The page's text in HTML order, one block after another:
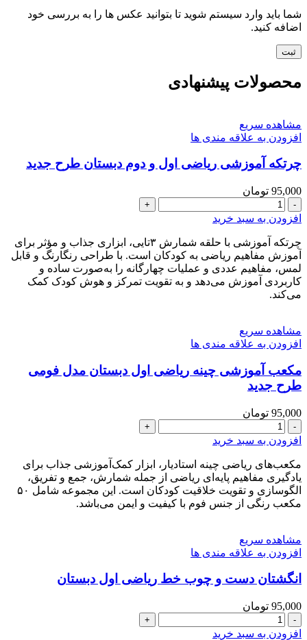
شما باید وارد سیستم شوید تا بتوانید عکس ها را به بررسی خود
اضافه کنید.
محصولات پیشنهادی
مشاهده سریع
افزودن به علاقه مندی ها
چرتکه آموزشی ریاضی اول و دوم دبستان طرح جدید
95,000 تومان
چرتکه
آموزشی
اول
و
دوم
دبستان
طرح
افزودن به سبد خرید
چرتکه آموزشی با حلقه شمارش ۳تایی، ابزاری جذاب و مؤثر برای
آموزش مفاهیم ریاضی به کودکان است. با طراحی رنگارنگ و قابل
لمس، مفاهیم عددی و عملیات چهارگانه را به‌صورت ساده و
کاربردی آموزش می‌دهد و به تقویت تمرکز و هوش کودک کمک
می‌کند.
مشاهده سریع
افزودن به علاقه مندی ها
مکعب آموزشی چینه ریاضی اول دبستان مدل فومی
طرح جدید
95,000 تومان
مکعب
آموزشی
ریاضی
اول
دبستان
مدل
جدید
عدد
افزودن به سبد خرید
مکعب‌های ریاضی چینه استادیار، ابزار کمک‌آموزشی جذاب برای
یادگیری مفاهیم پایه‌ای ریاضی از جمله شمارش، جمع و تفریق،
الگو‌سازی و تقویت خلاقیت کودکان است. این مجموعه شامل ۵۰
مکعب رنگی از جنس فوم با کیفیت و ایمن می‌باشد.
مشاهده سریع
افزودن به علاقه مندی ها
انگشتان دست و چوب خط ریاضی اول دبستان
95,000 تومان
انگشتان
دست
افزودن به سبد خرید